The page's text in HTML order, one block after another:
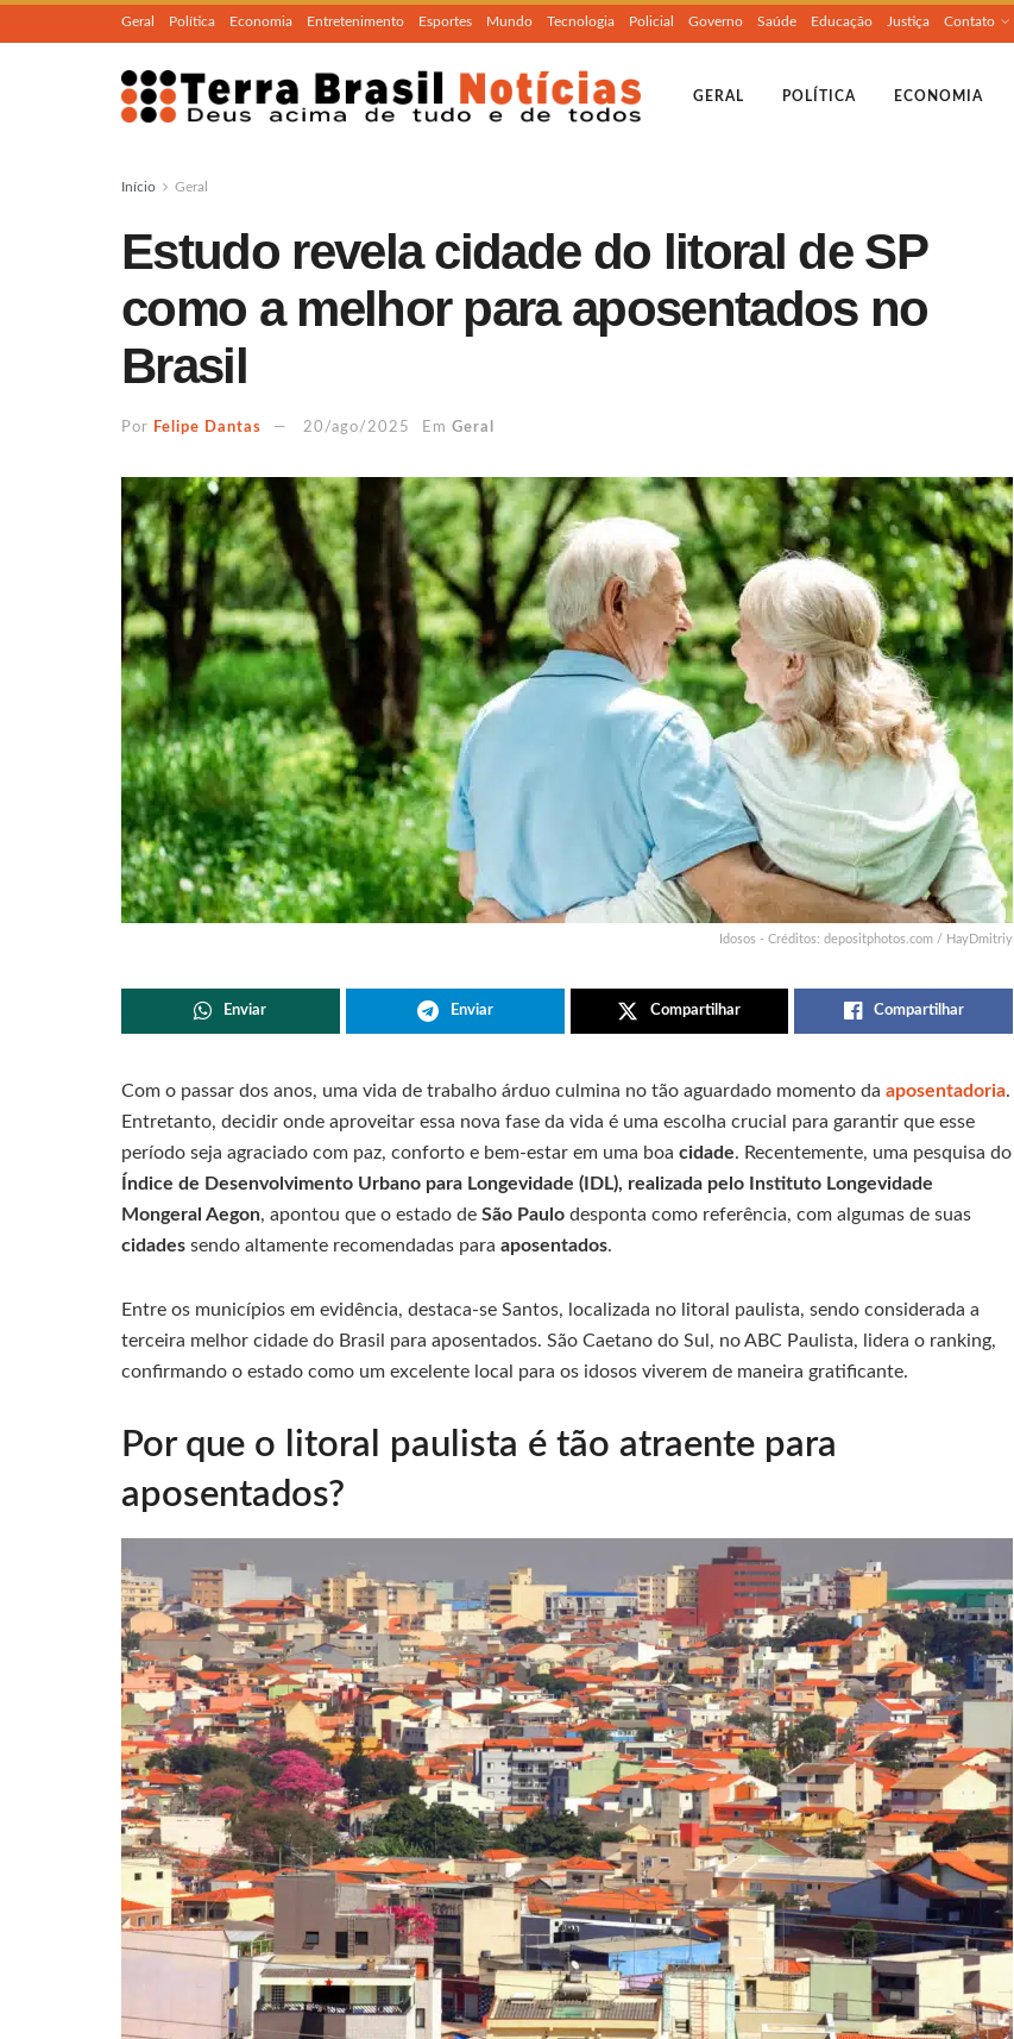
Geral Política Economia Entretenimento Esportes Mundo Tecnologia Policial Governo Saúde Educação Justiça Contato
GERAL POLÍTICA ECONOMIA
Início Geral
Estudo revela cidade do litoral de SP
como a melhor para aposentados no
Brasil
Por Felipe Dantas 20/ago/2025 Em Geral
Idosos - Créditos: depositphotos.com / HayDmitriy
Enviar Enviar Compartilhar Compartilhar
Com o passar dos anos, uma vida de trabalho árduo culmina no tão aguardado momento da aposentadoria.
Entretanto, decidir onde aproveitar essa nova fase da vida é uma escolha crucial para garantir que esse
período seja agraciado com paz, conforto e bem-estar em uma boa cidade. Recentemente, uma pesquisa do
Índice de Desenvolvimento Urbano para Longevidade (IDL), realizada pelo Instituto Longevidade
Mongeral Aegon, apontou que o estado de São Paulo desponta como referência, com algumas de suas
cidades sendo altamente recomendadas para aposentados.
Entre os municípios em evidência, destaca-se Santos, localizada no litoral paulista, sendo considerada a
terceira melhor cidade do Brasil para aposentados. São Caetano do Sul, no ABC Paulista, lidera o ranking,
confirmando o estado como um excelente local para os idosos viverem de maneira gratificante.
Por que o litoral paulista é tão atraente para
aposentados?